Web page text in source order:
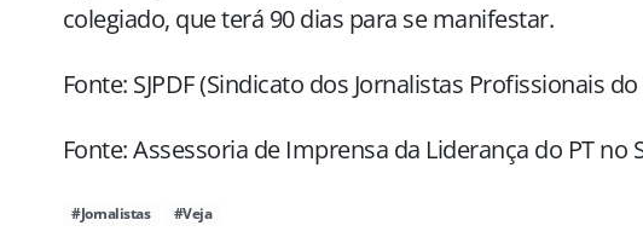
colegiado, que terá 90 dias para se manifestar.
Fonte: SJPDF (Sindicato dos Jornalistas Profissionais
Fonte: Assessoria de Imprensa da Liderança do PT no
#Jornalistas #Veja